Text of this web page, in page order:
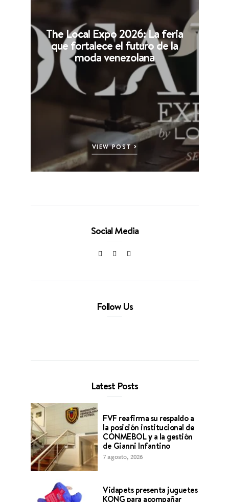
The Local Expo 2026: La feria
que fortalece el futuro de la
moda venezolana
VIEW POST
Social Media
Follow Us
Latest Posts
FVF reafirma su respaldo a
la posición institucional de
CONMEBOL y a la gestión
de Gianni Infantino
7 agosto, 2026
Vidapets presenta juguetes
KONG para acompañar